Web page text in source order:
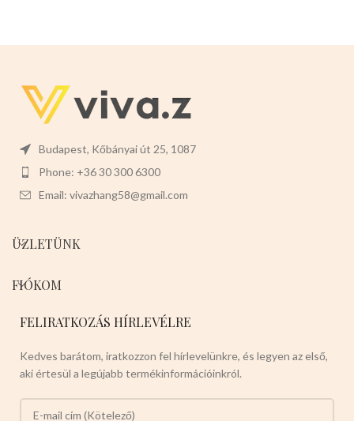
Budapest, Kőbányai út 25, 1087
Phone: +36 30 300 6300
Email: vivazhang58@gmail.com
ÜZLETÜNK
FIÓKOM
FELIRATKOZÁS HÍRLEVÉLRE
Kedves barátom, iratkozzon fel hírlevelünkre, és legyen az első,
aki értesül a legújabb termékinformációinkról.